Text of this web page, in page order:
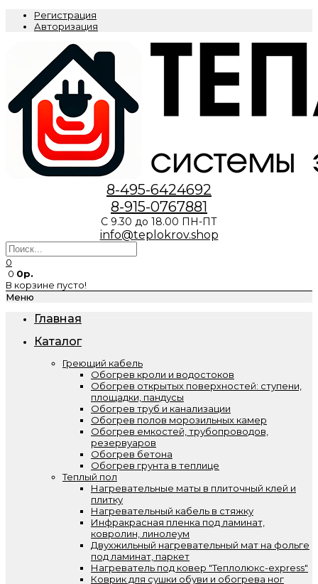
Регистрация
Авторизация
8-495-6424692
8-915-0767881
С 9.30 до 18.00 ПН-ПТ
info@teplokrov.shop
0
0 0р.
В корзине пусто!
Меню
Главная
Каталог
Греющий кабель
Обогрев кроли и водостоков
Обогрев открытых поверхностей: ступени,
площадки, пандусы
Обогрев труб и канализации
Обогрев полов морозильных камер
Обогрев емкостей, трубопроводов,
резервуаров
Обогрев бетона
Обогрев грунта в теплице
Теплый пол
Нагревательные маты в плиточный клей и
плитку
Нагревательный кабель в стяжку
Инфракрасная пленка под ламинат,
ковролин, линолеум
Двухжильный нагревательный мат на фольге
под ламинат, паркет
Нагреватель под ковер "Теплолюкс-express"
Коврик для сушки обуви и обогрева ног